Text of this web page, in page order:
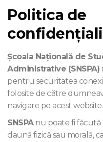
Politica de
Şcoala Naţională de
Administrative (SNSPA)
pentru securitatea
folosite de către
navigare pe acest website.
SNSPAnu poate fi făcută
daună fizică sau morală,